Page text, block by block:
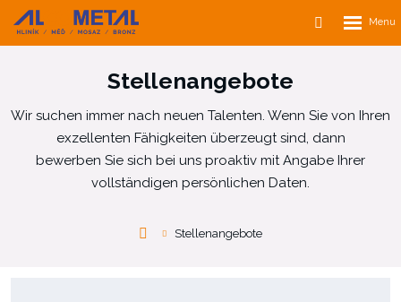
Vyhledávání
Stellenangebote
Wir suchen immer nach neuen Talenten. Wenn Sie von Ihren
exzellenten Fähigkeiten überzeugt sind, dann
bewerben Sie sich bei uns proaktiv mit Angabe Ihrer
vollständigen persönlichen Daten.
Stellenangebote